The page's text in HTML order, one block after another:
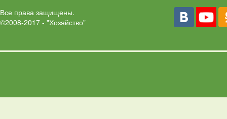
Все права защищены.
©2008-2017 - "Хозяйство"